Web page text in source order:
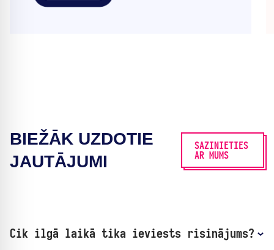
BIEŽĀK UZDOTIE
JAUTĀJUMI
SAZINIETIES
AR MUMS
Cik ilgā laikā tika ieviests risinājums?